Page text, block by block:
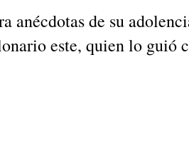
anécdotas de su
este, quien lo guió